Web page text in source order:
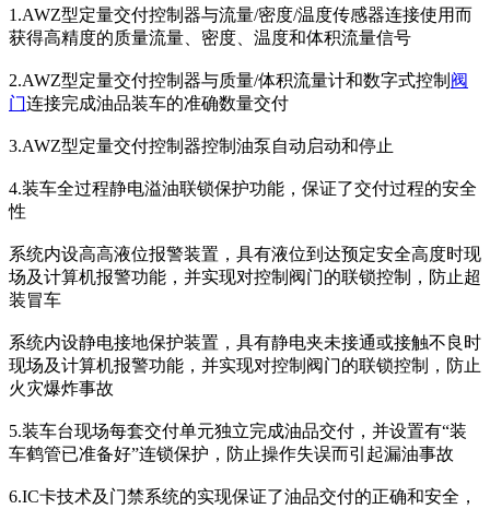
1.AWZ型定量交付控制器与流量/密度/温度传感器连接使用而
获得高精度的质量流量、密度、温度和体积流量信号
2.AWZ型定量交付控制器与质量/体积流量计和数字式控制 阀
门连接完成油品装车的准确数量交付
3.AWZ型定量交付控制器控制油泵自动启动和停止
4.装车全过程静电溢油联锁保护功能，保证了交付过程的安全
性
系统内设高高液位报警装置，具有液位到达预定安全高度时现
场及计算机报警功能，并实现对控制阀门的联锁控制，防止超
装冒车
系统内设静电接地保护装置，具有静电夹未接通或接触不良时
现场及计算机报警功能，并实现对控制阀门的联锁控制，防止
火灾爆炸事故
5.装车台现场每套交付单元独立完成油品交付，并设置有“装
车鹤管已准备好”连锁保护，防止操作失误而引起漏油事故
6.IC卡技术及门禁系统的实现保证了油品交付的正确和安全，